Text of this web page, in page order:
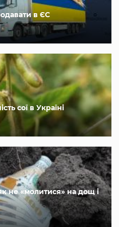
в ЄС
сої в Україні
не «молитися» на дощ і